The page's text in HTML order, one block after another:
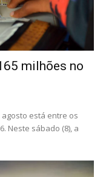
milhões no
está entre os
Neste sábado (8), a